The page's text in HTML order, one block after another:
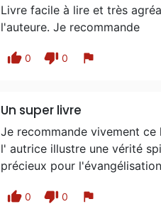
Livre facile à lire et très
l'auteure. Je recommande
thumb_up 0 thumb_down 0 flag
Un super livre
Je recommande vivement
l' autrice illustre une vérité
précieux pour
thumb_up 0 thumb_down 0 flag